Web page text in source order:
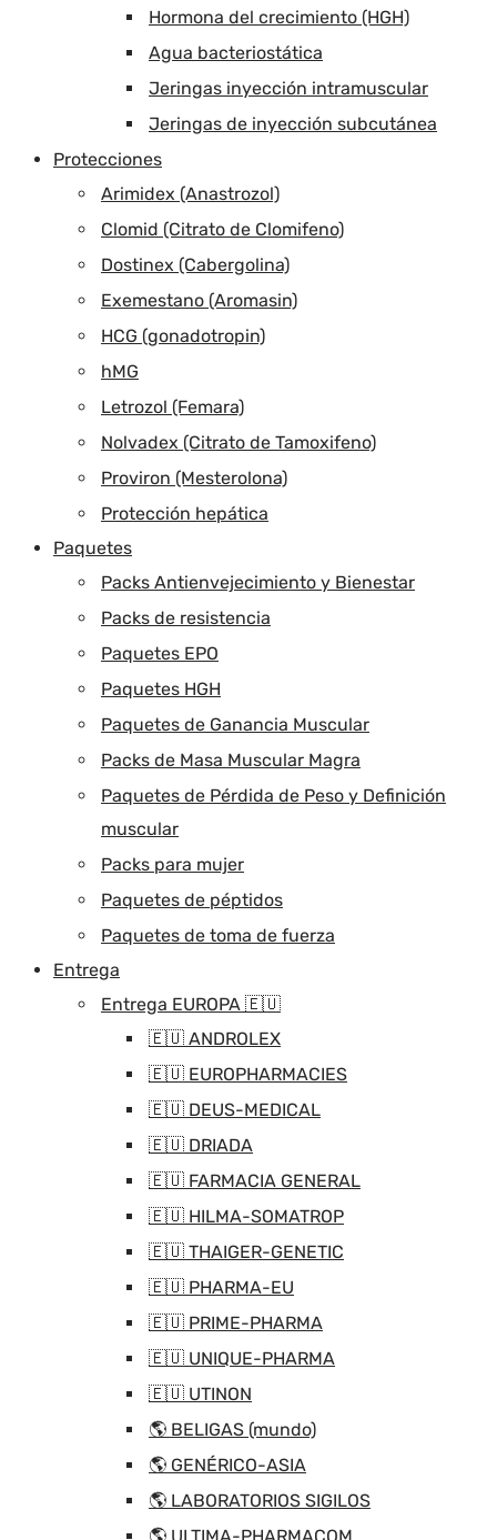
Hormona del crecimiento (HGH)
Agua bacteriostática
Jeringas inyección intramuscular
Jeringas de inyección subcutánea
Protecciones
Arimidex (Anastrozol)
Clomid (Citrato de Clomifeno)
Dostinex (Cabergolina)
Exemestano (Aromasin)
HCG (gonadotropin)
hMG
Letrozol (Femara)
Nolvadex (Citrato de Tamoxifeno)
Proviron (Mesterolona)
Protección hepática
Paquetes
Packs Antienvejecimiento y Bienestar
Packs de resistencia
Paquetes EPO
Paquetes HGH
Paquetes de Ganancia Muscular
Packs de Masa Muscular Magra
Paquetes de Pérdida de Peso y Definición
muscular
Packs para mujer
Paquetes de péptidos
Paquetes de toma de fuerza
Entrega
Entrega EUROPA 🇪🇺
🇪🇺 ANDROLEX
🇪🇺 EUROPHARMACIES
🇪🇺 DEUS-MEDICAL
🇪🇺 DRIADA
🇪🇺 FARMACIA GENERAL
🇪🇺 HILMA-SOMATROP
🇪🇺 THAIGER-GENETIC
🇪🇺 PHARMA-EU
🇪🇺 PRIME-PHARMA
🇪🇺 UNIQUE-PHARMA
🇪🇺 UTINON
🌎 BELIGAS (mundo)
🌎 GENÉRICO-ASIA
🌎 LABORATORIOS SIGILOS